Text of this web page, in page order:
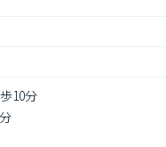
10分